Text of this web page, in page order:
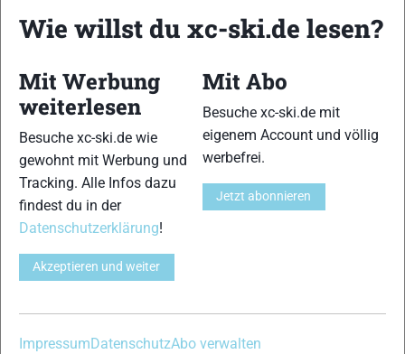
31 32
33 34
Wie willst du xc-ski.de lesen?
Mit Werbung
weiterlesen
Besuche xc-ski.de wie
gewohnt mit Werbung und
Tracking. Alle Infos dazu
findest du in der
Datenschutzerklärung!
Akzeptieren und weiter
Mit Abo
Besuche xc-ski.de mit
eigenem Account und völlig
werbefrei.
Jetzt abonnieren
Impressum DatenschutzAbo verwalten